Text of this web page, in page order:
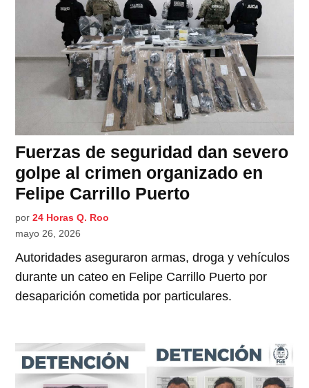
Fuerzas de seguridad dan severo
golpe al crimen organizado en
Felipe Carrillo Puerto
por 24 Horas Q. Roo
mayo 26, 2026
Autoridades aseguraron armas, droga y vehículos
durante un cateo en Felipe Carrillo Puerto por
desaparición cometida por particulares.